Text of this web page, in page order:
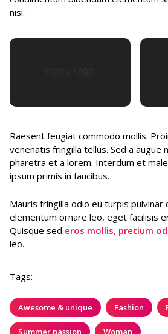
nisi.
Raesent feugiat commodo mollis.
venenatis fringilla tellus. Sed a augue
pharetra et a lorem. Interdum et
ipsum primis in faucibus.
Mauris fringilla odio eu turpis pulvinar
elementum ornare leo, eget facilisis
Quisque sed eros mollis, pretium
leo.
Tags:
Awesome & unique Fashion
Summer passion Woman